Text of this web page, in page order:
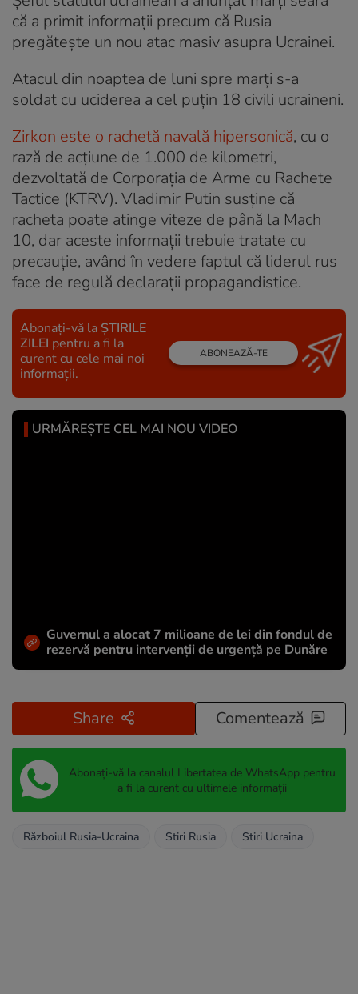
că a primit informații precum că Rusia
pregătește un nou atac masiv asupra Ucrainei.
Atacul din noaptea de luni spre marți s-a
soldat cu uciderea a cel puțin 18 civili ucraineni.
Zirkon este o rachetă navală hipersonică, cu o
rază de acțiune de 1.000 de kilometri,
dezvoltată de Corporația de Arme cu Rachete
Tactice (KTRV). Vladimir Putin susține că
racheta poate atinge viteze de până la Mach
10, dar aceste informații trebuie tratate cu
precauție, având în vedere faptul că liderul rus
face de regulă declarații propagandistice.
Abonați-vă la ȘTIRILE
ZILEI pentru a fi la
curent cu cele mai noi
informații.
ABONEAZĂ-TE
URMĂREȘTE CEL MAI NOU VIDEO
Guvernul a alocat 7 milioane de lei din fondul de
rezervă pentru intervenții de urgență pe Dunăre
Share Comentează
Abonați-vă la canalul Libertatea de WhatsApp pentru
a fi la curent cu ultimele informații
Războiul Rusia-Ucraina Stiri Rusia Stiri Ucraina